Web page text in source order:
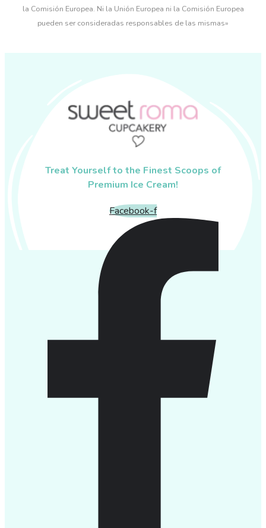
la Comisión Europea. Ni la Unión Europea ni la Comisión Europea
pueden ser consideradas responsables de las mismas»
Treat Yourself to the Finest Scoops of
Premium Ice Cream!
Facebook-f